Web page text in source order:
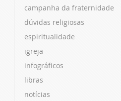
campanha da fraternidade
dúvidas religiosas
espiritualidade
igreja
infográficos
libras
notícias